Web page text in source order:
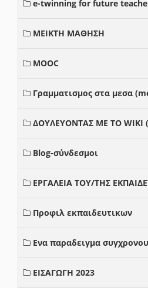
e-twinning for future
ΜΕΙΚΤΗ ΜΑΘΗΣΗ
MOOC
Γραμματισμος στα μεσα
ΔΟΥΛΕΥΟΝΤΑΣ ΜΕ ΤΟ WIKI
Blog-σύνδεσμοι
ΕΡΓΑΛΕΙΑ ΤΟΥ/ΤΗΣ
Προφιλ εκπαιδευτικων
Ενα παραδειγμα
ΕΙΣΑΓΩΓΗ 2023